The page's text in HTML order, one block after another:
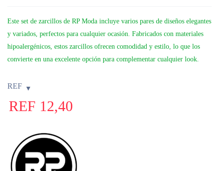
Este set de zarcillos de RP Moda incluye varios pares de diseños elegantes
y variados, perfectos para cualquier ocasión. Fabricados con materiales
hipoalergénicos, estos zarcillos ofrecen comodidad y estilo, lo que los
convierte en una excelente opción para complementar cualquier look.
REF
REF 12,40